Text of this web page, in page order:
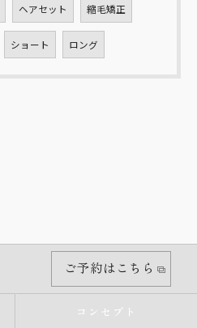
ヘアセット 縮毛矯正
ショート ロング
ご予約はこちら
コンセプト